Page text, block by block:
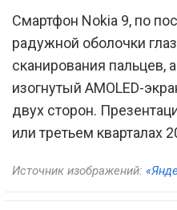
Смартфон Nokia 9, по
радужной оболочки
сканирования
изогнутый AMOLED-
двух сторон.
или третьем кварталах
Источник изображений: